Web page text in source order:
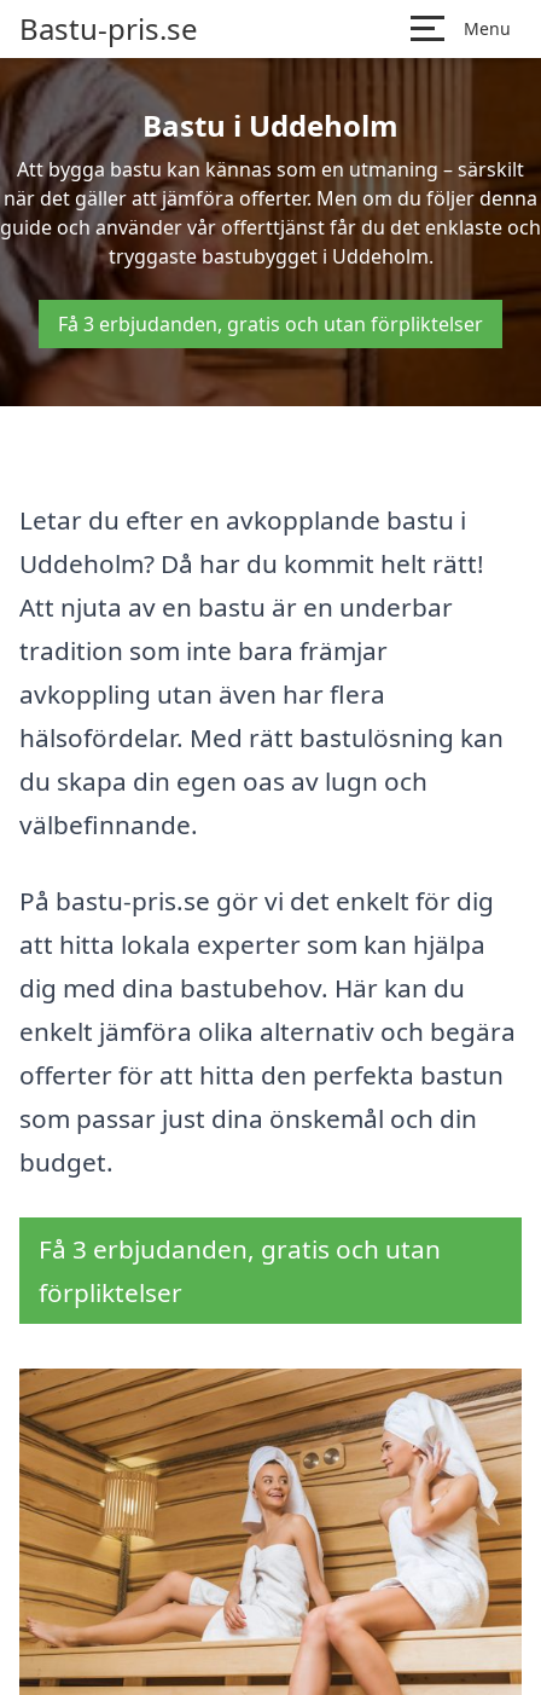
Bastu-pris.se Menu
Bastu i Uddeholm
Att bygga bastu kan kännas som en utmaning – särskilt
när det gäller att jämföra offerter. Men om du följer denna
guide och använder vår offerttjänst får du det enklaste och
tryggaste bastubygget i Uddeholm.
Få 3 erbjudanden, gratis och utan förpliktelser
Letar du efter en avkopplande bastu i
Uddeholm? Då har du kommit helt rätt!
Att njuta av en bastu är en underbar
tradition som inte bara främjar
avkoppling utan även har flera
hälsofördelar. Med rätt bastulösning kan
du skapa din egen oas av lugn och
välbefinnande.
På bastu-pris.se gör vi det enkelt för dig
att hitta lokala experter som kan hjälpa
dig med dina bastubehov. Här kan du
enkelt jämföra olika alternativ och begära
offerter för att hitta den perfekta bastun
som passar just dina önskemål och din
budget.
Få 3 erbjudanden, gratis och utan
förpliktelser